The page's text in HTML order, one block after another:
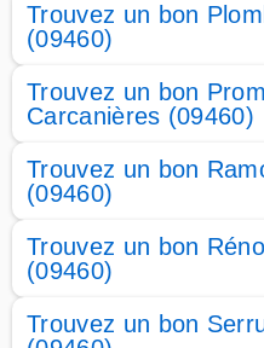
Trouvez un bon
(09460)
Trouvez un bon
Carcanières (09460)
Trouvez un bon
(09460)
Trouvez un bon
(09460)
Trouvez un bon